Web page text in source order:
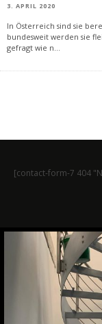
3. APRIL 2020
In Österreich sind sie
bundesweit werden sie
gefragt wie n...
[contact-form-7 404